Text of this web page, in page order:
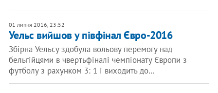
01 липня 2016, 23:52
Уельс вийшов у півфінал Євро-2016
Збірна Уельсу здобула вольову перемогу над
бельгійцями в чвертьфіналі чемпіонату Європи з
футболу з рахунком 3: 1 і виходить до…